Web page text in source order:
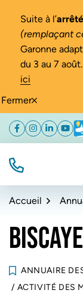
Fermer
Suite à l’
(remplaçant
Garonne
du 3 au 7
ici
Aller
navigation
Aller
au
Aller
au
de
Facebook
(ouverture dans
Instagram
(ouverture
Linkedin
TÉL.
Accueil
ANNUAIRE
/ ACTIVITÉ DES